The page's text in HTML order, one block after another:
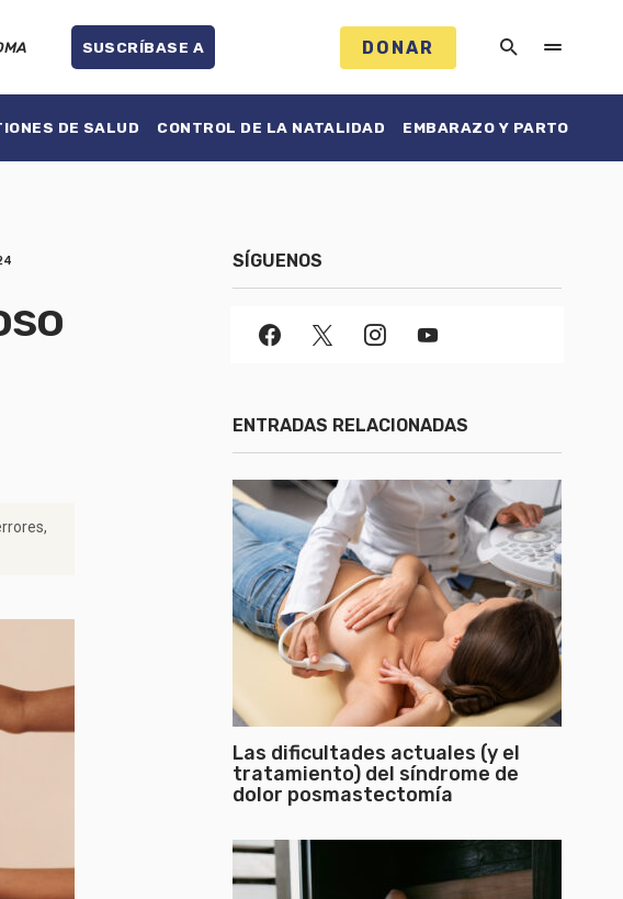
SUSCRÍBASE A DONAR
DE SALUD CONTROL DE LA NATALIDAD EMBARAZO Y PARTO
SÍGUENOS
ENTRADAS RELACIONADAS
Las dificultades actuales (y el
tratamiento) del síndrome de
dolor posmastectomía